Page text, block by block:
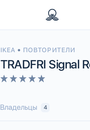
IKEA • ПОВТОРИТЕЛИ
TRADFRI Signal
Владельцы 4